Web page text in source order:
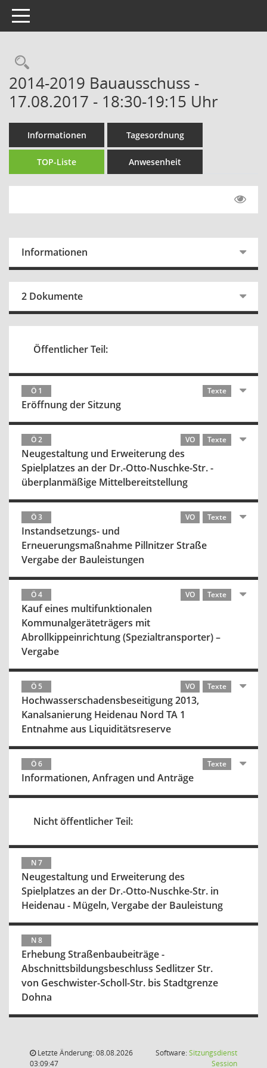
Toggle navigation
Rechercheauswahl
2014-2019 Bauausschuss -
17.08.2017 - 18:30-19:15 Uhr
Informationen Tagesordnung
TOP-Liste Anwesenheit
Informationen
2 Dokumente
Öffentlicher Teil:
Ö 1 Texte
Eröffnung der Sitzung
Ö 2 VO Texte
Neugestaltung und Erweiterung des
Spielplatzes an der Dr.-Otto-Nuschke-Str. -
überplanmäßige Mittelbereitstellung
Ö 3 VO Texte
Instandsetzungs- und
Erneuerungsmaßnahme Pillnitzer Straße
Vergabe der Bauleistungen
Ö 4 VO Texte
Kauf eines multifunktionalen
Kommunalgeräteträgers mit
Abrollkippeinrichtung (Spezialtransporter) –
Vergabe
Ö 5 VO Texte
Hochwasserschadensbeseitigung 2013,
Kanalsanierung Heidenau Nord TA 1
Entnahme aus Liquiditätsreserve
Ö 6 Texte
Informationen, Anfragen und Anträge
Nicht öffentlicher Teil:
N 7
Neugestaltung und Erweiterung des
Spielplatzes an der Dr.-Otto-Nuschke-Str. in
Heidenau - Mügeln, Vergabe der Bauleistung
N 8
Erhebung Straßenbaubeiträge -
Abschnittsbildungsbeschluss Sedlitzer Str.
von Geschwister-Scholl-Str. bis Stadtgrenze
Dohna
Letzte Änderung: 08.08.2026
03:09:47
Software:Sitzungsdienst
Session(Wird in